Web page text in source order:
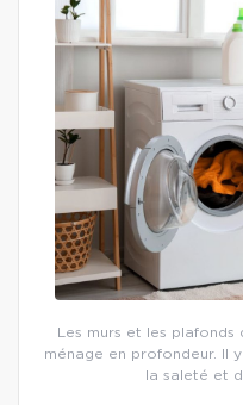
Les murs et les
ménage en profondeur. Il
la saleté et